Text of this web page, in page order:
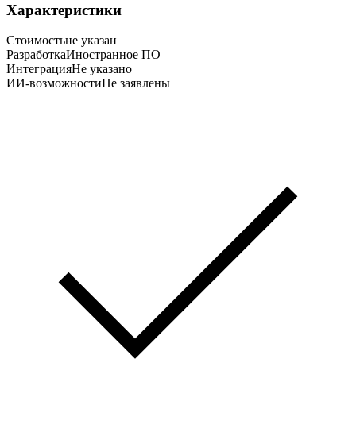
Характеристики
Стоимостьне указан
РазработкаИностранное ПО
ИнтеграцияНе указано
ИИ-возможностиНе заявлены